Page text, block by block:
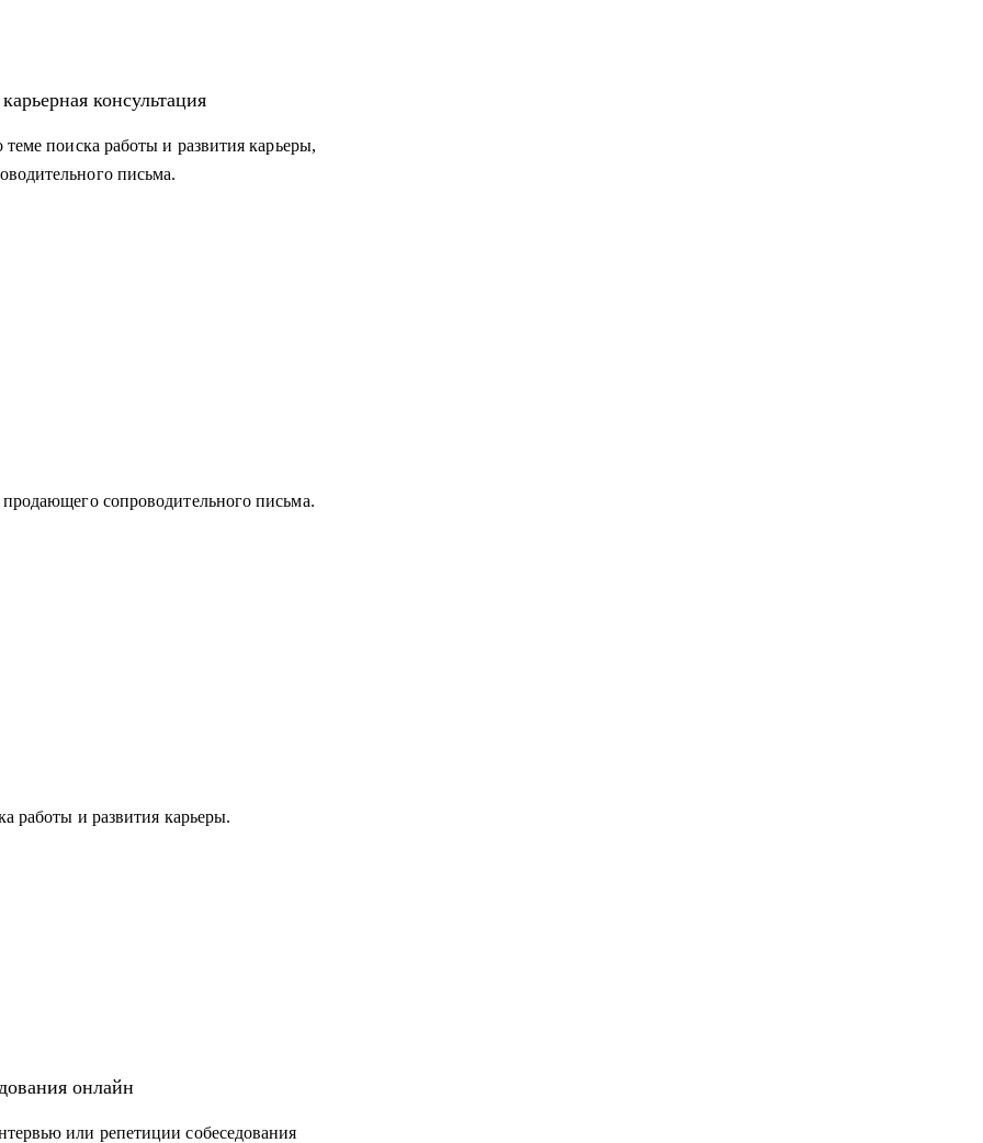
вам кажется, что их нет);
консультация
поиска работы и развития карьеры,
письма.
сопроводительного письма.
работы и развития карьеры.
онлайн
или репетиции собеседования